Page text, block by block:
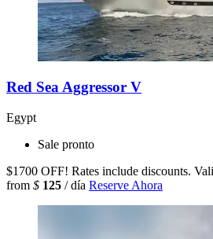
Red Sea Aggressor V
Egypt
Sale pronto
$1700 OFF! Rates include discounts.
from $ 125 / día Reserve Ahora